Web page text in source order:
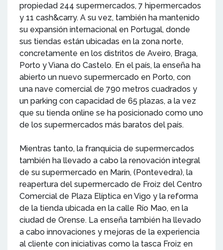
propiedad 244 supermercados, 7 hipermercados
y 11 cash&carry. A su vez, también ha mantenido
su expansión internacional en Portugal, donde
sus tiendas están ubicadas en la zona norte,
concretamente en los distritos de Aveiro, Braga,
Porto y Viana do Castelo. En el país, la enseña ha
abierto un nuevo supermercado en Porto, con
una nave comercial de 790 metros cuadrados y
un parking con capacidad de 65 plazas, a la vez
que su tienda online se ha posicionado como uno
de los supermercados más baratos del país.
Mientras tanto, la franquicia de supermercados
también ha llevado a cabo la renovación integral
de su supermercado en Marín, (Pontevedra), la
reapertura del supermercado de Froiz del Centro
Comercial de Plaza Elíptica en Vigo y la reforma
de la tienda ubicada en la calle Río Mao, en la
ciudad de Orense. La enseña también ha llevado
a cabo innovaciones y mejoras de la experiencia
al cliente con iniciativas como la tasca Froiz en